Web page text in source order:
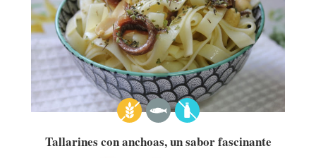
Tallarines con anchoas, un sabor fascinante